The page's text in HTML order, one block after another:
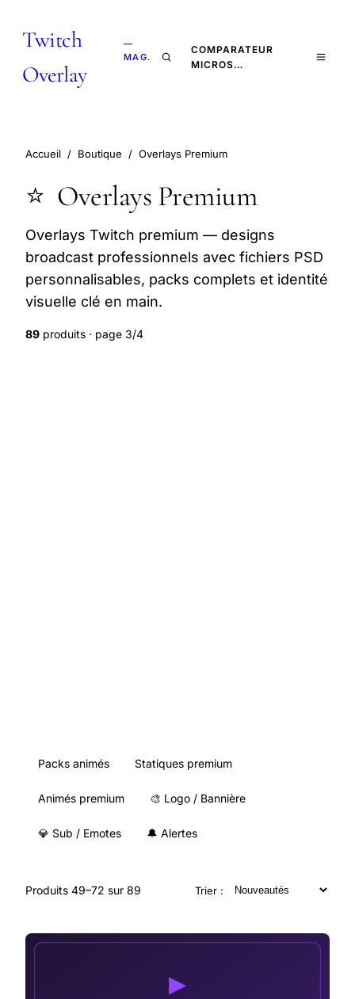
Twitch
Overlay
—
MAG.
COMPARATEUR
MICROS…
Accueil / Boutique / Overlays Premium
⭐ Overlays Premium
Overlays Twitch premium — designs
broadcast professionnels avec fichiers PSD
personnalisables, packs complets et identité
visuelle clé en main.
89 produits · page 3/4
Packs animés Statiques premium
Animés premium 🎨 Logo / Bannière
💎 Sub / Emotes 🔔 Alertes
Produits 49–72 sur 89 Trier :